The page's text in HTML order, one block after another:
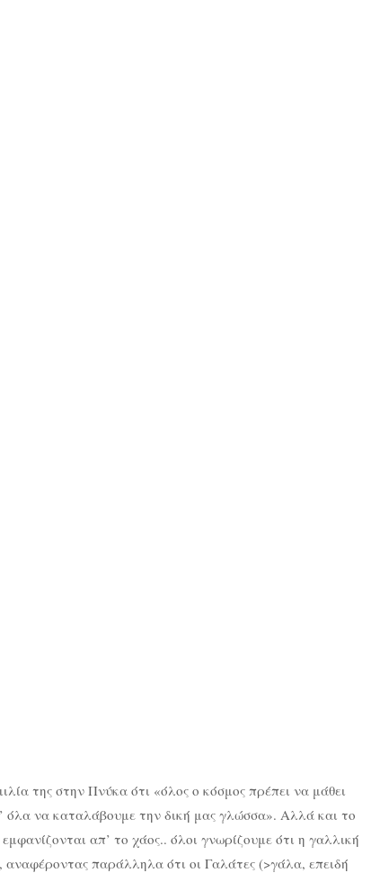
της στην Πνύκα ότι «όλος ο κόσμος πρέπει να μάθει
να καταλάβουμε την δική μας γλώσσα». Αλλά και το
απ’ το χάος.. όλοι γνωρίζουμε ότι η γαλλική
αναφέροντας παράλληλα ότι οι Γαλάτες (>γάλα, επειδή